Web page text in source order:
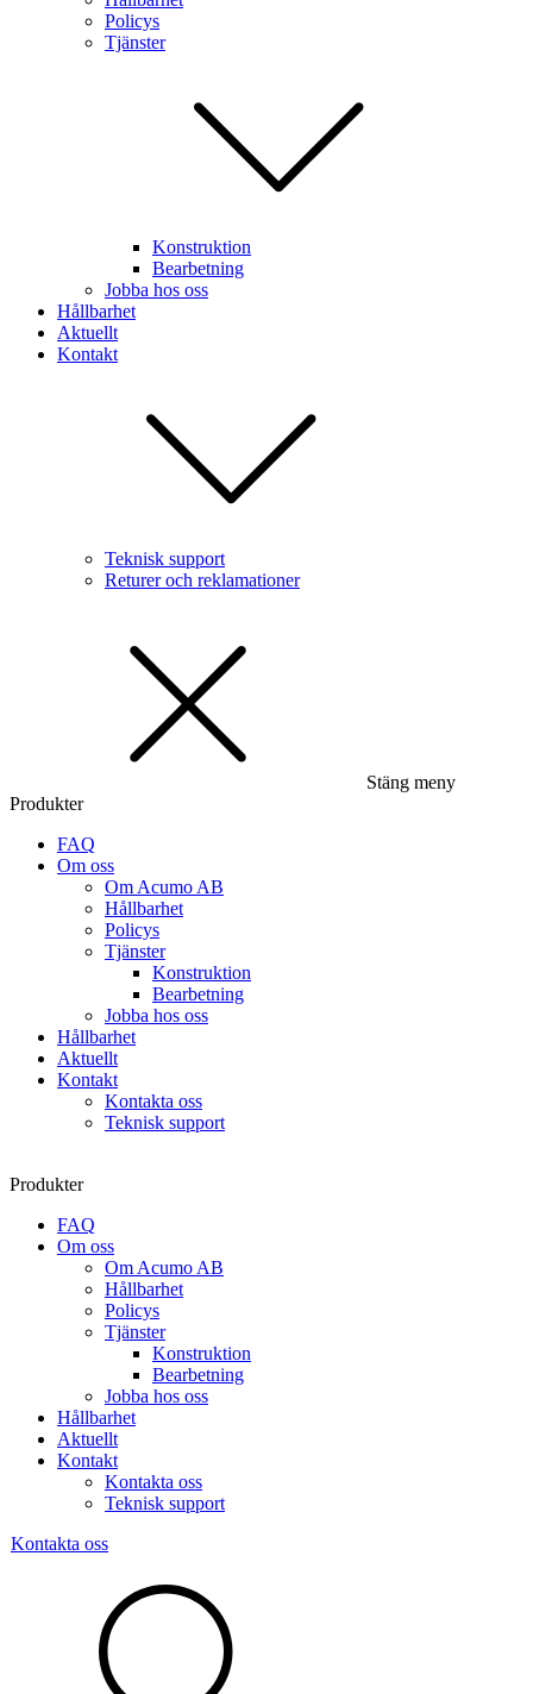
Policys
Tjänster
Konstruktion
Bearbetning
Jobba hos oss
Hållbarhet
Aktuellt
Kontakt
Teknisk support
Returer och reklamationer
Stäng meny
Produkter
FAQ
Om oss
Om Acumo AB
Hållbarhet
Policys
Tjänster
Konstruktion
Bearbetning
Jobba hos oss
Hållbarhet
Aktuellt
Kontakt
Kontakta oss
Teknisk support
Produkter
FAQ
Om oss
Om Acumo AB
Hållbarhet
Policys
Tjänster
Konstruktion
Bearbetning
Jobba hos oss
Hållbarhet
Aktuellt
Kontakt
Kontakta oss
Teknisk support
Kontakta oss